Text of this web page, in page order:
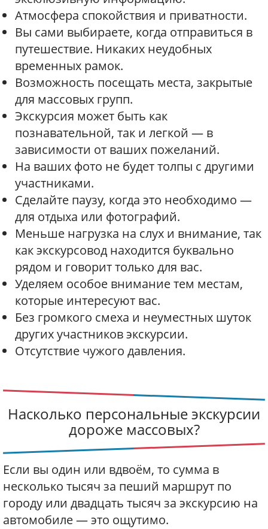
Атмосфера спокойствия и приватности.
Вы сами выбираете, когда отправиться в
путешествие. Никаких неудобных
временных рамок.
Возможность посещать места, закрытые
для массовых групп.
Экскурсия может быть как
познавательной, так и легкой — в
зависимости от ваших пожеланий.
На ваших фото не будет толпы с другими
участниками.
Сделайте паузу, когда это необходимо —
для отдыха или фотографий.
Меньше нагрузка на слух и внимание, так
как экскурсовод находится буквально
рядом и говорит только для вас.
Уделяем особое внимание тем местам,
которые интересуют вас.
Без громкого смеха и неуместных шуток
других участников экскурсии.
Отсутствие чужого давления.
Насколько персональные экскурсии
дороже массовых?
Если вы один или вдвоём, то сумма в
несколько тысяч за пеший маршрут по
городу или двадцать тысяч за экскурсию на
автомобиле — это ощутимо.